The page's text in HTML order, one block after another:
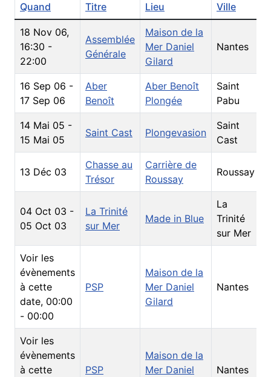
Quand Titre Lieu Ville
18 Nov 06,
16:30 -
22:00
Assemblée
Générale
Maison de la
Mer Daniel
Gilard
Nantes
16 Sep 06 -
17 Sep 06
Aber
Benoît
Aber Benoît
Plongée
Saint
Pabu
14 Mai 05 -
15 Mai 05
Saint Cast Plongevasion
Saint
Cast
13 Déc 03
Chasse au
Trésor
Carrière de
Roussay
Roussay
04 Oct 03 -
05 Oct 03
La Trinité
sur Mer
Made in Blue
La
Trinité
sur Mer
Voir les
évènements
à cette
date, 00:00
- 00:00
PSP
Maison de la
Mer Daniel
Gilard
Nantes
Voir les
évènements
à cette
PSP
Maison de la
Mer Daniel
Nantes